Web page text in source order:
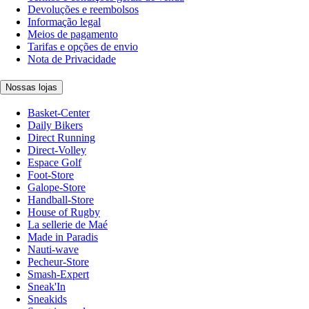
Devoluções e reembolsos
Informação legal
Meios de pagamento
Tarifas e opções de envio
Nota de Privacidade
Nossas lojas
Basket-Center
Daily Bikers
Direct Running
Direct-Volley
Espace Golf
Foot-Store
Galope-Store
Handball-Store
House of Rugby
La sellerie de Maé
Made in Paradis
Nauti-wave
Pecheur-Store
Smash-Expert
Sneak'In
Sneakids